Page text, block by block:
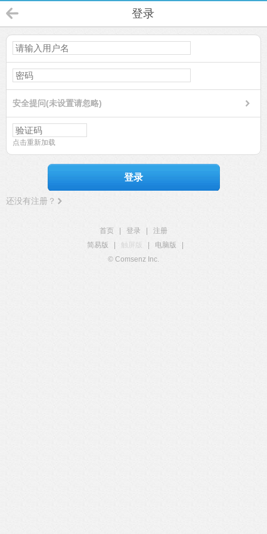
登录
安全提问(未设置请忽略)
点击重新加载
登录
还没有注册？
首页 登录
注册
简易版
触屏版 电脑版
© Comsenz Inc.